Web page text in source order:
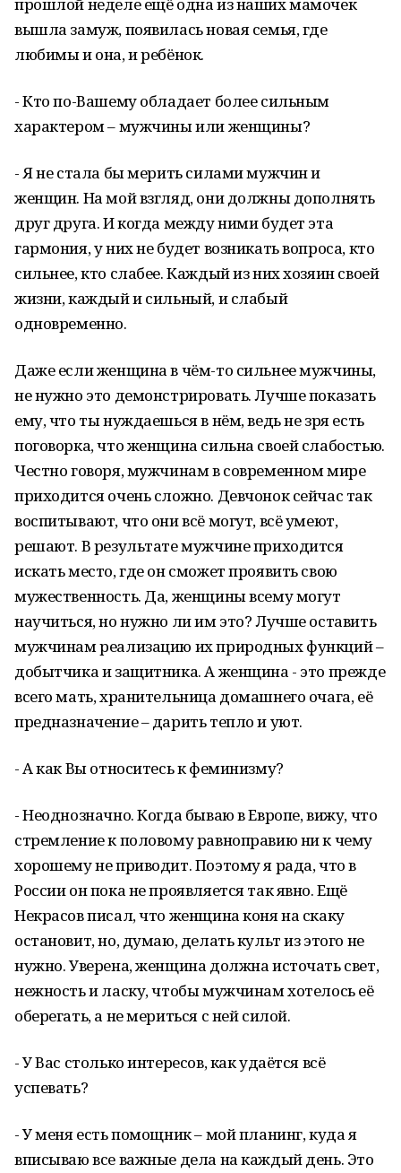
вышла замуж, появилась новая семья, где
любимы и она, и ребёнок.
- Кто по-Вашему обладает более сильным
характером – мужчины или женщины?
- Я не стала бы мерить силами мужчин и
женщин. На мой взгляд, они должны дополнять
друг друга. И когда между ними будет эта
гармония, у них не будет возникать вопроса, кто
сильнее, кто слабее. Каждый из них хозяин своей
жизни, каждый и сильный, и слабый
одновременно.
Даже если женщина в чём-то сильнее мужчины,
не нужно это демонстрировать. Лучше показать
ему, что ты нуждаешься в нём, ведь не зря есть
поговорка, что женщина сильна своей слабостью.
Честно говоря, мужчинам в современном мире
приходится очень сложно. Девчонок сейчас так
воспитывают, что они всё могут, всё умеют,
решают. В результате мужчине приходится
искать место, где он сможет проявить свою
мужественность. Да, женщины всему могут
научиться, но нужно ли им это? Лучше оставить
мужчинам реализацию их природных функций –
добытчика и защитника. А женщина - это прежде
всего мать, хранительница домашнего очага, её
предназначение – дарить тепло и уют.
- А как Вы относитесь к феминизму?
- Неоднозначно. Когда бываю в Европе, вижу, что
стремление к половому равноправию ни к чему
хорошему не приводит. Поэтому я рада, что в
России он пока не проявляется так явно. Ещё
Некрасов писал, что женщина коня на скаку
остановит, но, думаю, делать культ из этого не
нужно. Уверена, женщина должна источать свет,
нежность и ласку, чтобы мужчинам хотелось её
оберегать, а не мериться с ней силой.
- У Вас столько интересов, как удаётся всё
успевать?
- У меня есть помощник – мой планинг, куда я
вписываю все важные дела на каждый день. Это